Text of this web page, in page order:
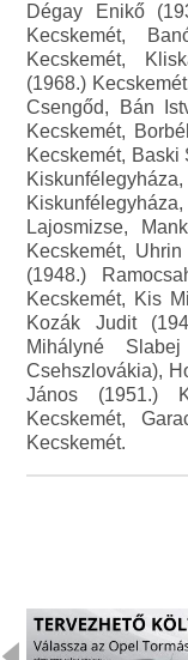
Dégay Enikő
Kecskemét,
Kecskemét,
(1968.)
Csengőd, Bán
Kecskemét,
Kecskemét, Baski
Lajosmizse,
Kecskemét,
(1948.)
Kecskemét, Kis
Kozák Judit
Mihályné
Csehszlovákia),
János (1951.)
Kecskemét,
Kecskemét.